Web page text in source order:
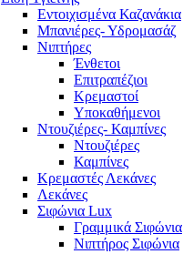
Εντοιχισμένα Καζανάκια
Μπανιέρες- Υδρομασάζ
Νιπτήρες
Ένθετοι
Επιτραπέζιοι
Κρεμαστοί
Υποκαθήμενοι
Ντουζιέρες- Καμπίνες
Ντουζιέρες
Καμπίνες
Κρεμαστές Λεκάνες
Λεκάνες
Σιφώνια Lux
Γραμμικά Σιφώνια
Νιπτήρος Σιφώνια